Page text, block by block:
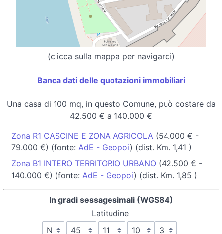
(clicca sulla mappa per navigarci)
Banca dati delle quotazioni immobiliari
Una casa di 100 mq, in questo Comune, può costare da
42.500 € a 140.000 €
Zona R1 CASCINE E ZONA AGRICOLA (54.000 € -
79.000 €) (fonte: AdE - Geopoi) (dist. Km. 1,41 )
Zona B1 INTERO TERRITORIO URBANO (42.500 € -
140.000 €) (fonte: AdE - Geopoi) (dist. Km. 1,85 )
In gradi sessagesimali (WGS84)
Latitudine